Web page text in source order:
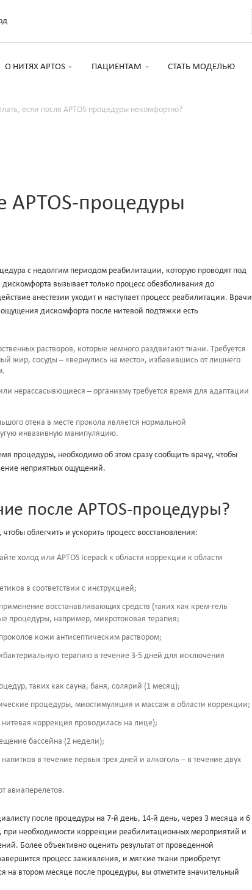
О НИТЯХ APTOS ПАЦИЕНТАМ СТАТЬ МОДЕЛЬЮ
если после APTOS-процедуры некомфортно?
APTOS-процедуры
с недолгим периодом реабилитации, которую проводят под
вызывает только процесс обезболивания до
анестезии уходит и наступает процесс реабилитации. Врачи
дискомфорта после нитевой подтяжки есть
растворов, которые немного раздвигают ткани. Требуется
жир, сосуды – «вернулись на место», избавившись от лишнего
нерассасывющиеся – организму требуется время для адаптации
отека в месте прокола является нормальной
инвазивную манипуляцию.
процедуры, необходимо об этом сразу сообщить врачу, чтобы
неприятных ощущений.
после APTOS-процедуры?
облегчить и ускорить процесс восстановления:
холод или APTOS Icepack к области коррекции к области
в соответствии с инструкцией;
восстанавливающих средств (таких как крем-гель
процедуры, например, микротоковая терапия;
кожи антисептическим раствором;
терапию в течение 3-5 дней для исключения
таких как сауна, баня, солярий (1 месяц);
процедуры, миостимуляция и массаж в области коррекции;
коррекция проводилась на лице);
бассейна (2 недели);
в течение первых трех дней и алкоголь – в течение двух
авиаперелетов.
после процедуры на 7-й день, 14-й день, через 3 месяца и 6
необходимости коррекции реабилитационных мероприятий и
Более объективно оценить результат от проведенной
процесс заживления, и мягкие ткани приобретут
на втором месяце после процедуры, вы отметите значительный